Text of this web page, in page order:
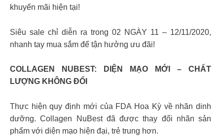
khuyến mãi hiện tại!
Siêu sale chỉ diễn ra trong 02 NGÀY 11 – 12/11/2020,
nhanh tay mua sắm để tận hưởng ưu đãi!
COLLAGEN NUBEST: DIỆN MẠO MỚI – CHẤT
LƯỢNG KHÔNG ĐỔI
Thực hiện quy định mới của FDA Hoa Kỳ về nhãn dinh
dưỡng. Collagen NuBest đã được thay đổi nhãn sản
phẩm với diện mạo hiện đại, trẻ trung hơn.